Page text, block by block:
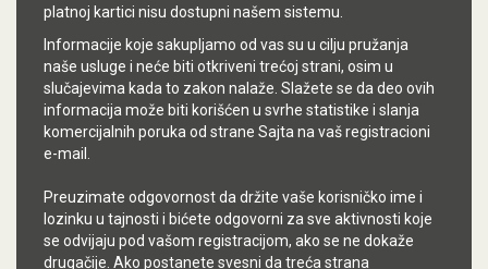
platnoj kartici nisu dostupni našem sistemu.
Informacije koje sakupljamo od vas su u cilju pružanja
naše usluge i neće biti otkriveni trećoj strani, osim u
slučajevima kada to zakon nalaže. Slažete se da deo ovih
informacija može biti korišćen u svrhe statistike i slanja
komercijalnih poruka od strane Sajta na vaš registracioni
e-mail.
Preuzimate odgovornost da držite vaše korisničko ime i
lozinku u tajnosti i bićete odgovorni za sve aktivnosti koje
se odvijaju pod vašom registracijom, ako se ne dokaže
drugačije. Ako postanete svesni da treća strana